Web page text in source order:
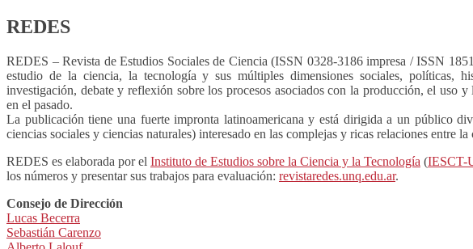
REDES
REDES – Revista de Estudios Sociales de Ciencia (ISSN 0328-3186 impresa / ISSN
estudio de la ciencia, la tecnología y sus múltiples dimensiones sociales, políticas,
investigación, debate y reflexión sobre los procesos asociados con la producción, el
en el pasado.
La publicación tiene una fuerte impronta latinoamericana y está dirigida a un público
ciencias sociales y ciencias naturales) interesado en las complejas y ricas relaciones entre
REDES es elaborada por el Instituto de Estudios sobre la Ciencia y la Tecnología (IESCT-
los números y presentar sus trabajos para evaluación: revistaredes.unq.edu.ar.
Consejo de Dirección
Lucas Becerra
Sebastián Carenzo